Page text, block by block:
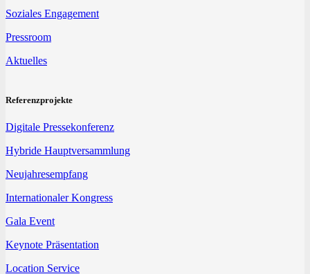
Soziales Engagement
Pressroom
Aktuelles
Referenzprojekte
Digitale Pressekonferenz
Hybride Hauptversammlung
Neujahresempfang
Internationaler Kongress
Gala Event
Keynote Präsentation
Location Service